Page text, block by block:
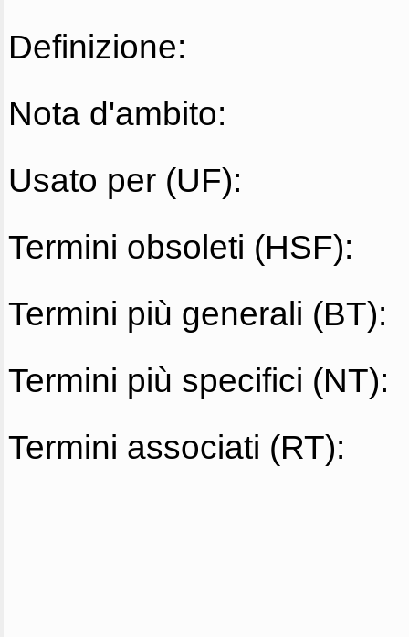
Definizione:
Nota d'ambito:
Usato per (UF):
Termini obsoleti (HSF):
Termini più generali (BT):
Termini più specifici (NT):
Termini associati (RT):